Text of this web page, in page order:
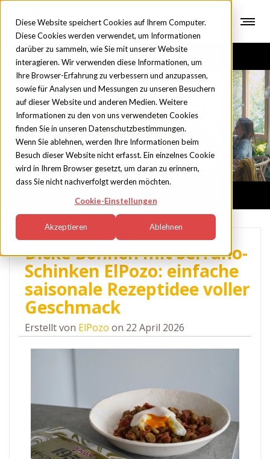
Diese Website speichert Cookies auf Ihrem Computer.
Diese Cookies werden verwendet, um Informationen
darüber zu sammeln, wie Sie mit unserer Website
interagieren. Wir verwenden diese Informationen, um
Ihre Browser-Erfahrung zu verbessern und anzupassen,
sowie für Analysen und Messungen zu unseren Besuchern
auf dieser Website und anderen Medien. Weitere
Informationen zu den von uns verwendeten Cookies
finden Sie in unseren Datenschutzbestimmungen.
Wenn Sie ablehnen, werden Ihre Informationen beim
Besuch dieser Website nicht erfasst. Ein einzelnes Cookie
wird in Ihrem Browser gesetzt, um daran zu erinnern,
dass Sie nicht nachverfolgt werden möchten.
Cookie-Einstellungen
Akzeptieren Ablehnen
Blog
Dicke Bohnen mit Serrano-
Schinken ElPozo: einfache
saisonale Rezeptidee voller
Geschmack
Erstellt von ElPozo on 22 April 2026